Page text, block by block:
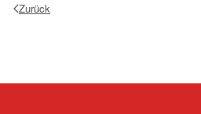
Zurück